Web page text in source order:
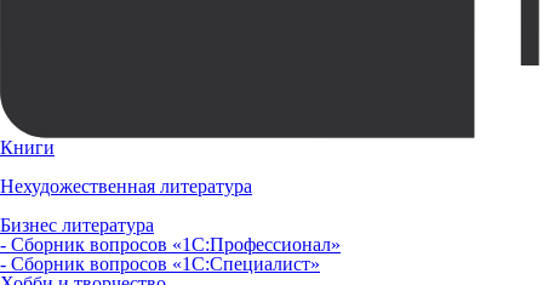
Книги
Нехудожественная литература
Бизнес литература
- Сборник вопросов «1С:Профессионал»
- Сборник вопросов «1С:Специалист»